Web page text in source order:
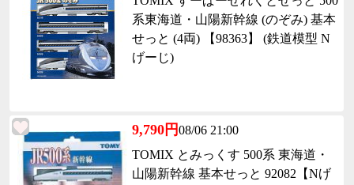
系東海道・山陽新幹線 (のぞみ) 基本
せっと (4両) 【98363】 (鉄道模型 N
げーじ)
9,790円08/06 21:00
TOMIX とみっくす 500系 東海道・
山陽新幹線 基本せっと 92082【Nげ